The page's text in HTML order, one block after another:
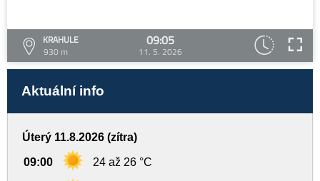
KRAHULE
930 m
09:05
11. 5. 2026
Aktuální info
Úterý 11.8.2026 (zítra)
09:00 24 až 26 °C